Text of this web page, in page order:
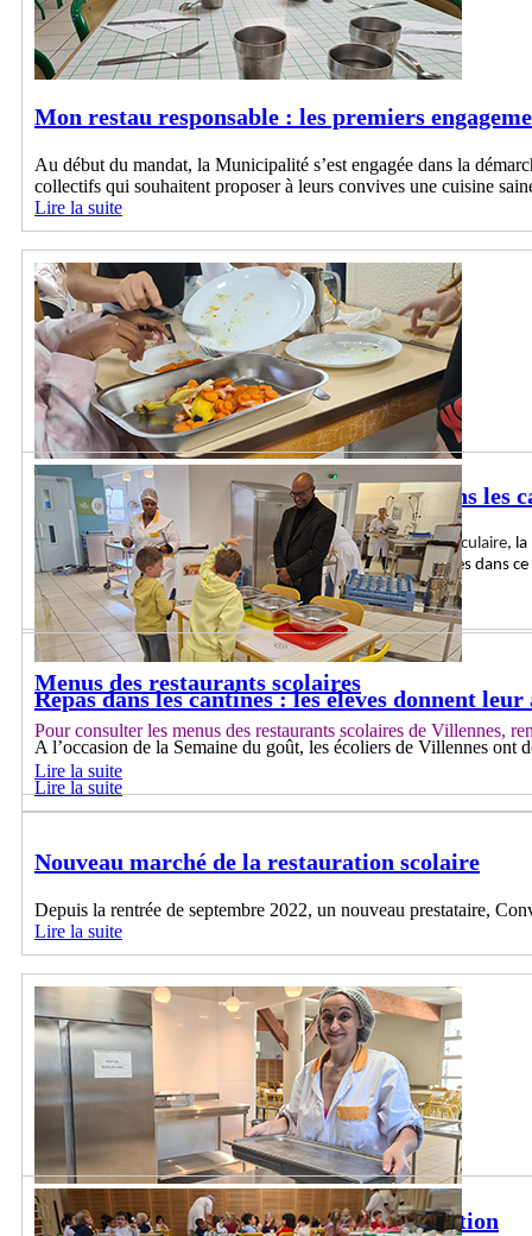
Mon restau responsable : les premiers
Au début du mandat, la Municipalité s’est engagée dans la
collectifs qui souhaitent proposer à leurs convives une cuisine
Lire la suite
Collecte et valorisation des biodéchets dans les
Conformément à la loianti-gaspillage pour uneéconomie circulaire,
que de nombreuses communes ne se sont pas encore lancées dans
Lire la suite
Repas dans les cantines : les élèves donnent leur
A l’occasion de la Semaine du goût, les écoliers de Villennes ont
Lire la suite
Menus des restaurants scolaires
Pour consulter les menus des restaurants scolaires de Villennes,
Lire la suite
Nouveau marché de la restauration scolaire
Depuis la rentrée de septembre 2022, un nouveau prestataire,
Lire la suite
Les cantines poursuivent leur transformation